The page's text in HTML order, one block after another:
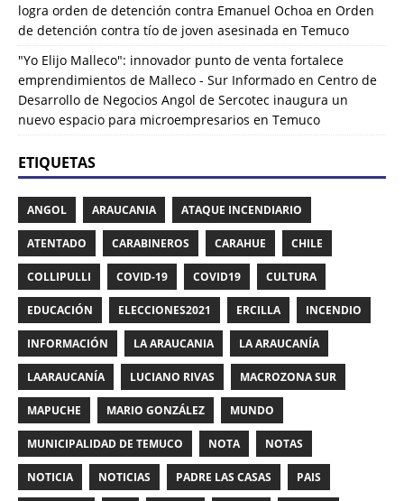
logra orden de detención contra Emanuel Ochoa en Orden
de detención contra tío de joven asesinada en Temuco
"Yo Elijo Malleco": innovador punto de venta fortalece
emprendimientos de Malleco - Sur Informado en Centro de
Desarrollo de Negocios Angol de Sercotec inaugura un
nuevo espacio para microempresarios en Temuco
ETIQUETAS
ANGOL ARAUCANIA ATAQUE INCENDIARIO
ATENTADO CARABINEROS CARAHUE CHILE
COLLIPULLI COVID-19 COVID19 CULTURA
EDUCACIÓN ELECCIONES2021 ERCILLA INCENDIO
INFORMACIÓN LA ARAUCANIA LA ARAUCANÍA
LAARAUCANÍA LUCIANO RIVAS MACROZONA SUR
MAPUCHE MARIO GONZÁLEZ MUNDO
MUNICIPALIDAD DE TEMUCO NOTA NOTAS
NOTICIA NOTICIAS PADRE LAS CASAS PAIS